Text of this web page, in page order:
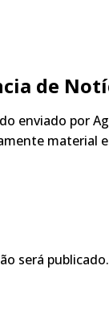
de
enviado por
material
será publicado.